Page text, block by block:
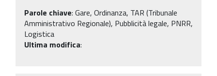
Parole chiave: Gare, Ordinanza, TAR (Tribunale
Amministrativo Regionale), Pubblicità legale, PNRR,
Logistica
Ultima modifica: